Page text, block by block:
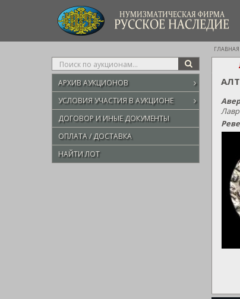
НУМИЗМАТИЧЕСКАЯ ФИРМА
РУССКОЕ НАСЛЕДИЕ
ГЛАВНАЯ
Type
your
search
here
SEARCH
АРХИВ АУКЦИОНОВ
УСЛОВИЯ УЧАСТИЯ В АУКЦИОНЕ
ДОГОВОР И ИНЫЕ ДОКУМЕНТЫ
ОПЛАТА / ДОСТАВКА
НАЙТИ ЛОТ